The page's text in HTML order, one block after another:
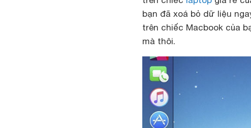
bạn đã xoá bỏ dữ liệu
trên chiếc Macbook của
mà thôi.